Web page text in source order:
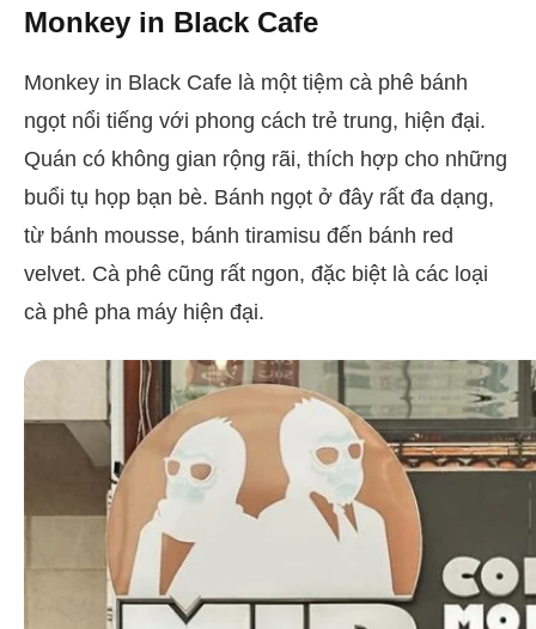
Monkey in Black Cafe
Monkey in Black Cafe là một tiệm cà phê bánh
ngọt nổi tiếng với phong cách trẻ trung, hiện đại.
Quán có không gian rộng rãi, thích hợp cho những
buổi tụ họp bạn bè. Bánh ngọt ở đây rất đa dạng,
từ bánh mousse, bánh tiramisu đến bánh red
velvet. Cà phê cũng rất ngon, đặc biệt là các loại
cà phê pha máy hiện đại.